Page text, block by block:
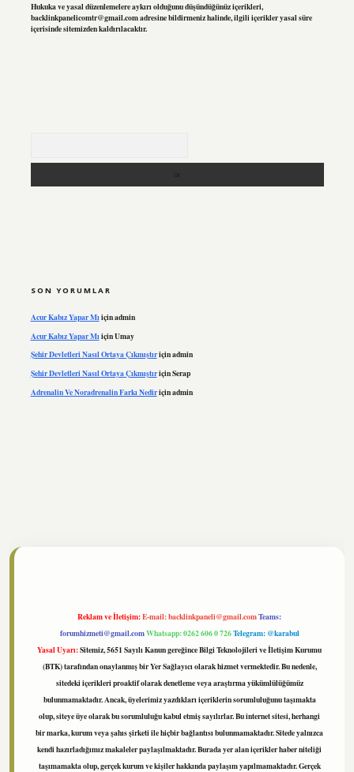
Hukuka ve yasal düzenlemelere aykırı olduğunu düşündüğünüz içerikleri,
backlinkpanelicomtr@gmail.comadresine bildirmeniz halinde, ilgili içerikler yasal süre
içerisinde sitemizden kaldırılacaktır.
SON YORUMLAR
Acur Kabız Yapar Mıiçinadmin
Acur Kabız Yapar Mı içinUmay
Şehir Devletleri Nasıl Ortaya Çıkmıştıriçinadmin
Şehir Devletleri Nasıl Ortaya ÇıkmıştıriçinSerap
Adrenalin Ve Noradrenalin Farkı Nediriçinadmin
Reklam ve İletişim:E-mail:backlinkpaneli@gmail.comTeams:
forumhizmeti@gmail.comWhatsapp: 0262 606 0 726Telegram: @karabul
Yasal Uyarı:Sitemiz, 5651 Sayılı Kanun gereğince Bilgi Teknolojileri ve İletişim Kurumu
(BTK) tarafından onaylanmış bir Yer Sağlayıcı olarak hizmet vermektedir. Bu nedenle,
sitedeki içerikleri proaktif olarak denetleme veya araştırma yükümlülüğümüz
bulunmamaktadır. Ancak, üyelerimiz yazdıkları içeriklerin sorumluluğunu taşımakta
olup, siteye üye olarak bu sorumluluğu kabul etmiş sayılırlar. Bu internet sitesi, herhangi
bir marka, kurum veya şahıs şirketi ile hiçbir bağlantısı bulunmamaktadır. Sitede yalnızca
kendi hazırladığımız makaleler paylaşılmaktadır. Burada yer alan içerikler haber niteliği
taşımamakta olup, gerçek kurum ve kişiler hakkında paylaşım yapılmamaktadır. Gerçek